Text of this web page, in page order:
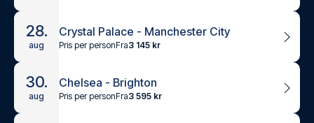
28.
aug
Crystal Palace - Manchester City
Pris per personFra3 145 kr
30.
aug
Chelsea - Brighton
Pris per personFra3 595 kr